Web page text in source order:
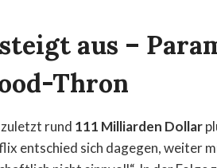
aus –
Thron
rund 111 Milliarden Dollar
entschied sich dagegen, weiter